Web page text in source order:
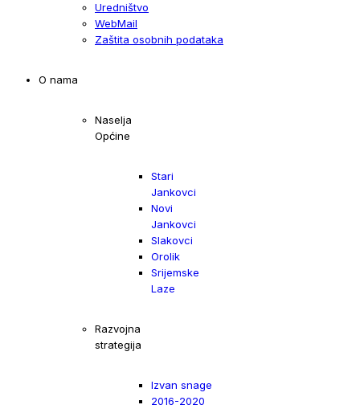
Uredništvo
WebMail
Zaštita osobnih podataka
O nama
Naselja
Općine
Stari
Jankovci
Novi
Jankovci
Slakovci
Orolik
Srijemske
Laze
Razvojna
strategija
Izvan snage
2016-2020